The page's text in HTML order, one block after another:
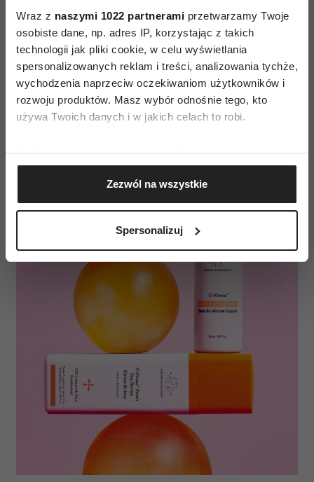
Wraz z naszymi 1022 partnerami przetwarzamy Twoje
osobiste dane, np. adres IP, korzystając z takich
technologii jak pliki cookie, w celu wyświetlania
spersonalizowanych reklam i treści, analizowania tychże,
wychodzenia naprzeciw oczekiwaniom użytkowników i
rozwoju produktów. Masz wybór odnośnie tego, kto
używa Twoich danych i w jakich celach to robi.
Jeśli wyrazisz na to zgodę, chcielibyśmy również:
Gromadzić dane dotyczące Twojej lokalizacji
geograficznej z dokładnością nawet do kilku metrów
Identyfikować Twoje urządzenie, aktywnie
(fingerprinting, czyli wirtualny odcisk palca)
dane są przetwarzane oraz ustaw własne preferencje w
sekcji szczegółów. W Deklaracji plików cookie możesz
zmienić lub wycofać swoją zgodę w dowolnej chwili.
Wykorzystujemy pliki cookie do spersonalizowania treści
i reklam, aby oferować funkcje społecznościowe i
analizować ruch w naszej witrynie. Informacje o tym, jak
korzystasz z naszej witryny, udostępniamy partnerom
społecznościowym, reklamowym i analitycznym.
Partnerzy mogą połączyć te informacje z innymi danymi
otrzymanymi od Ciebie lub uzyskanymi podczas
korzystania z ich usług.
Zezwól na wszystkie
Spersonalizuj
na enzymach (np. z dyni, ananasa, papai),
kwasach PHA, czyli polihydrokywasach
o działaniu złuszczającym i nawilżającym
(glukonolakton, kwas laktobionowy). Bezpieczne
jest również stosowanie kwasów AHA (alfa-
hydroksykwasy): mlekowego, migdałowego,
ferulowego.